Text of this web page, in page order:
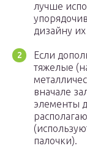
лучше
дизайну
Если
тяжелые
вначале
элементы
палочки).